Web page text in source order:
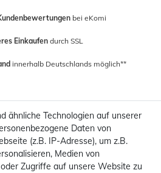
bei eKomi
Einkaufen durch SSL
innerhalb Deutschlands möglich**
ähnliche Technologien auf unserer
Daten von
(z.B. IP-Adresse), um z.B.
Medien von
Zugriffe auf unsere Website zu